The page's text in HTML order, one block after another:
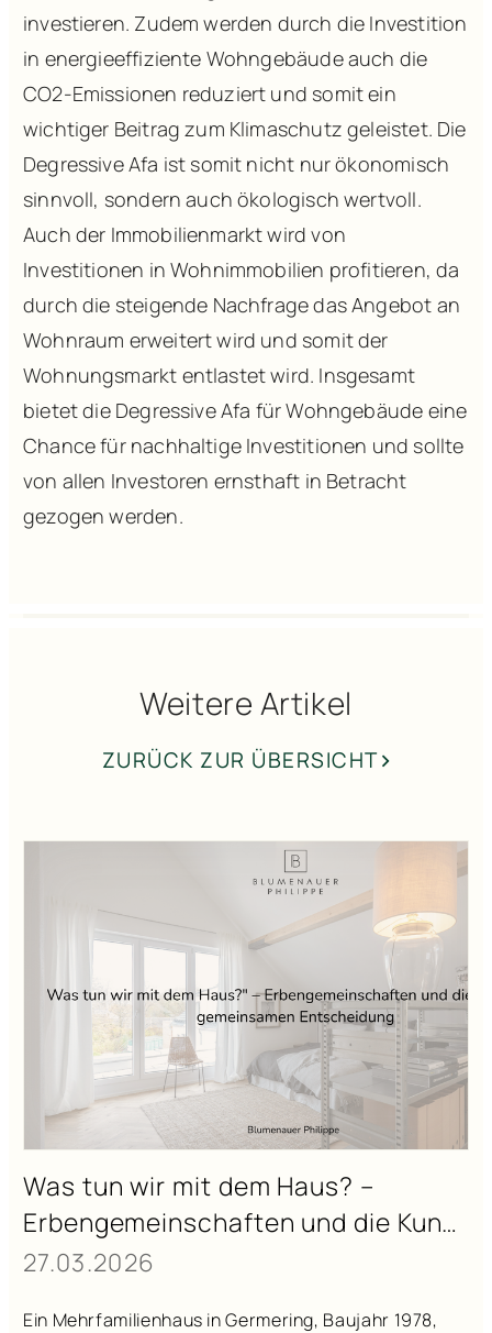
investieren. Zudem werden durch die Investition
in energieeffiziente Wohngebäude auch die
CO2-Emissionen reduziert und somit ein
wichtiger Beitrag zum Klimaschutz geleistet. Die
Degressive Afa ist somit nicht nur ökonomisch
sinnvoll, sondern auch ökologisch wertvoll.
Auch der Immobilienmarkt wird von
Investitionen in Wohnimmobilien profitieren, da
durch die steigende Nachfrage das Angebot an
Wohnraum erweitert wird und somit der
Wohnungsmarkt entlastet wird. Insgesamt
bietet die Degressive Afa für Wohngebäude eine
Chance für nachhaltige Investitionen und sollte
von allen Investoren ernsthaft in Betracht
gezogen werden.
Weitere Artikel
ZURÜCK ZUR ÜBERSICHT
Was tun wir mit dem Haus? –
Erbengemeinschaften und die Kunst
der gemeinsamen Entscheidung
27.03.2026
Ein Mehrfamilienhaus in Germering, Baujahr 1978,